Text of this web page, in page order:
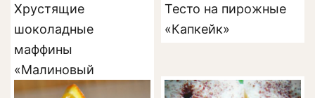
Хрустящие
шоколадные
маффины
«Малиновый
восторг»
Тесто на пирожные
«Капкейк»